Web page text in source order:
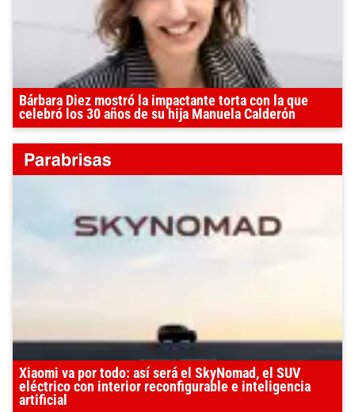
Bárbara Diez mostró la impactante torta con la que
celebró los 30 años de su hija Manuela Calderón
Xiaomi va por todo: así será el SkyNomad, el SUV
eléctrico con interior reconfigurable e inteligencia
artificial